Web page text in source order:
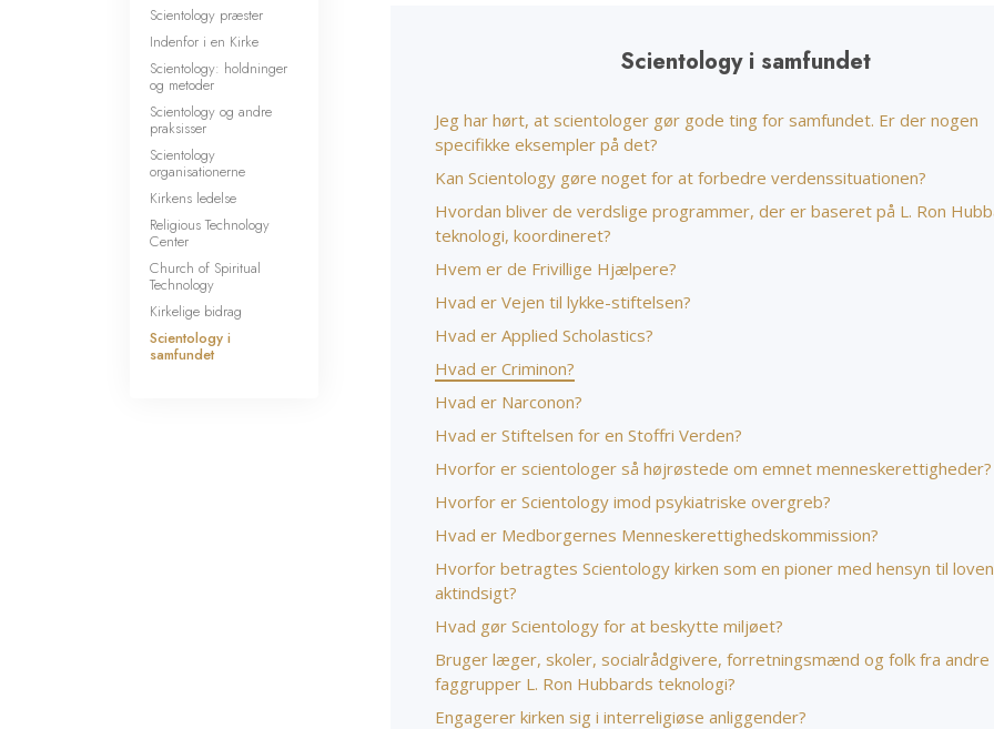
Scientology i samfundet
Jeg har hørt, at scientologer gør gode ting for samfundet. Er der nogen
specifikke eksempler på det?
Kan Scientology gøre noget for at forbedre verdenssituationen?
Hvordan bliver de verdslige programmer, der er baseret på L. Ron
teknologi, koordineret?
Hvem er de Frivillige Hjælpere?
Hvad er Vejen til lykke-stiftelsen?
Hvad er Applied Scholastics?
Hvad er Criminon?
Hvad er Narconon?
Hvad er Stiftelsen for en Stoffri Verden?
Hvorfor er scientologer så højrøstede om emnet menneskerettigheder?
Hvorfor er Scientology imod psykiatriske overgreb?
Hvad er Medborgernes Menneskerettigheds­kommission?
Hvorfor betragtes Scientology kirken som en pioner med hensyn til
aktindsigt?
Hvad gør Scientology for at beskytte miljøet?
Bruger læger, skoler, socialrådgivere, forretningsmænd og folk fra andre
faggrupper L. Ron Hubbards teknologi?
Engagerer kirken sig i interreligiøse anliggender?
Scientology præster
Indenfor i en Kirke
Scientology: holdninger
og metoder
Scientology og andre
praksisser
Scientology
organisationerne
Kirkens ledelse
Religious Technology
Center
Church of Spiritual
Technology
Kirkelige bidrag
Scientology i
samfundet